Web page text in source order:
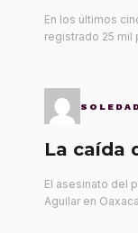
En los últimos
registrado 25
La caída
El asesinato del
Aguilar en